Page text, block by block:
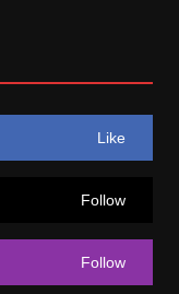
Like
Follow
Follow